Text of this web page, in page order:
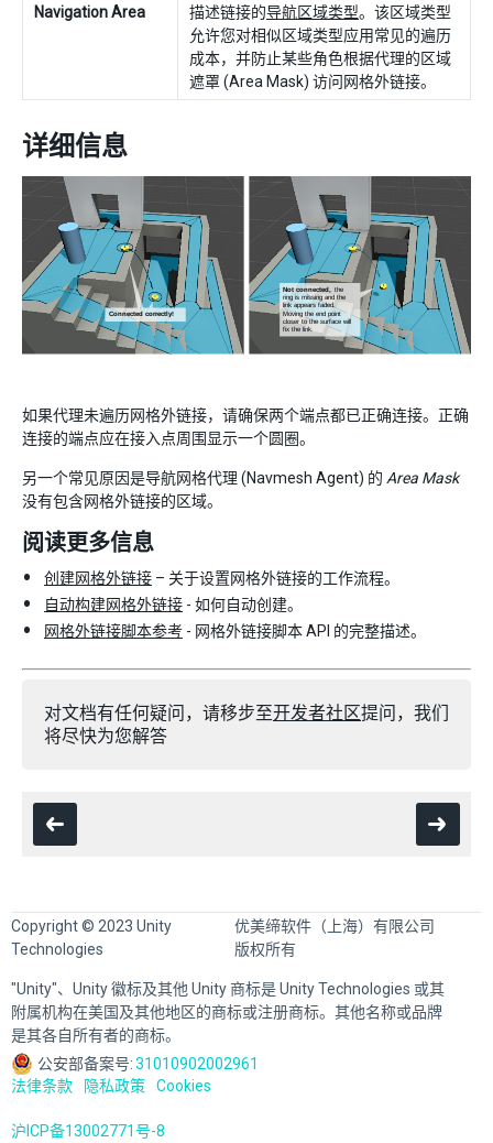
Navigation Area
描述链接的导航区域类型。该区域类型
允许您对相似区域类型应用常见的遍历
成本，并防止某些角色根据代理的区域
遮罩 (Area Mask) 访问网格外链接。
详细信息
如果代理未遍历网格外链接，请确保两个端点都已正确连接。正确
连接的端点应在接入点周围显示一个圆圈。
另一个常见原因是导航网格代理 (Navmesh Agent) 的 Area Mask
没有包含网格外链接的区域。
阅读更多信息
创建网格外链接 – 关于设置网格外链接的工作流程。
自动构建网格外链接 - 如何自动创建。
网格外链接脚本参考 - 网格外链接脚本 API 的完整描述。
对文档有任何疑问，请移步至开发者社区提问，我们
将尽快为您解答
Copyright © 2023 Unity
Technologies
优美缔软件（上海）有限公司
版权所有
"Unity"、Unity 徽标及其他 Unity 商标是 Unity Technologies 或其
附属机构在美国及其他地区的商标或注册商标。其他名称或品牌
是其各自所有者的商标。
公安部备案号:31010902002961
法律条款
隐私政策 Cookies
沪ICP备13002771号-8